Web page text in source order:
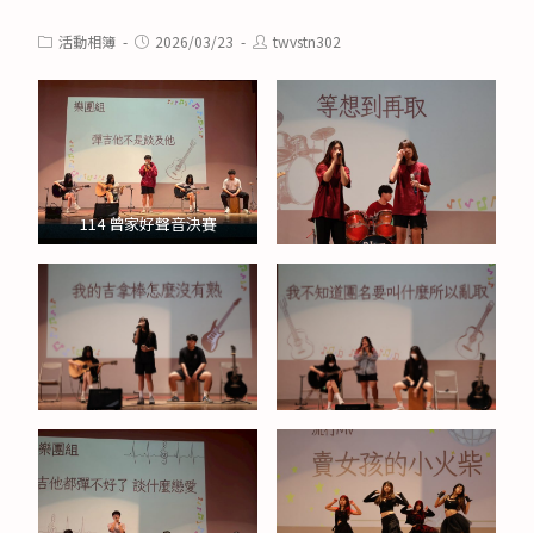
Post活動相簿
Post2026/03/23
Posttwvstn302
114 曾家好聲音決賽